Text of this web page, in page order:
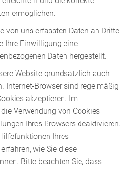
ermöglichen.
von uns erfassten Daten an Dritte
Ihre Einwilligung eine
Daten hergestellt.
Website grundsätzlich auch
Internet-Browser sind regelmäßig
akzeptieren. Im
Verwendung von Cookies
Ihres Browsers deaktivieren.
Ihres
wie Sie diese
Bitte beachten Sie, dass